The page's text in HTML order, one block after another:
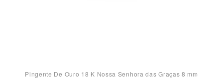
Pingente De Ouro 18 K Nossa Senhora das Graças 8 mm